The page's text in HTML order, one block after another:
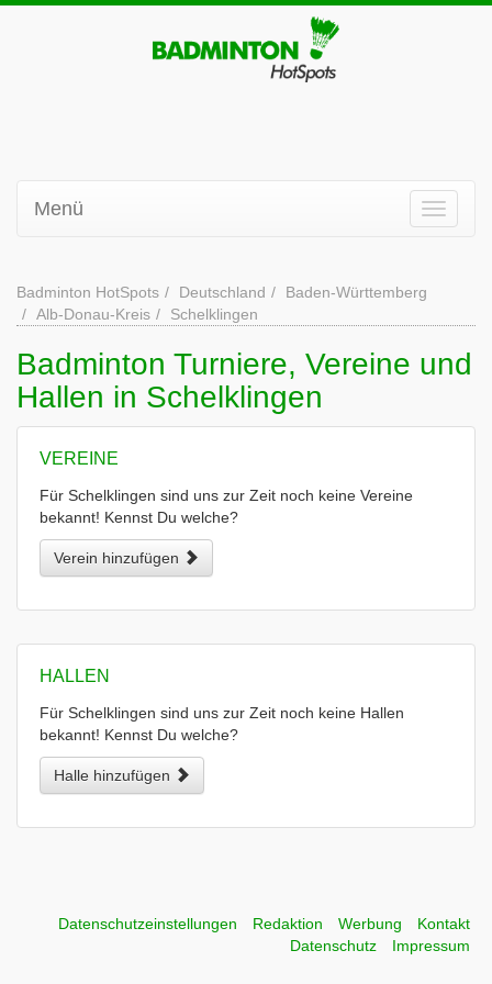
Menü
Badminton HotSpots Deutschland
Baden-Württemberg
Alb-Donau-Kreis
Schelklingen
Badminton Turniere, Vereine und
Hallen in Schelklingen
VEREINE
Für Schelklingen sind uns zur Zeit noch keine Vereine
bekannt! Kennst Du welche?
Verein hinzufügen
HALLEN
Für Schelklingen sind uns zur Zeit noch keine Hallen
bekannt! Kennst Du welche?
Halle hinzufügen
Datenschutzeinstellungen Redaktion Werbung
Kontakt
Datenschutz
Impressum